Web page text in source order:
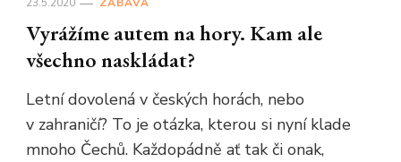
Vyrážíme autem na hory. Kam ale
všechno naskládat?
Letní dovolená v českých horách, nebo
v zahraničí? To je otázka, kterou si nyní klade
mnoho Čechů. Každopádně ať tak či onak,